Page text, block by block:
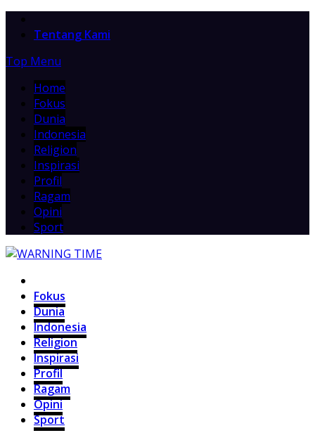
Tentang Kami
Top Menu
Home
Fokus
Dunia
Indonesia
Religion
Inspirasi
Profil
Ragam
Opini
Sport
Fokus
Dunia
Indonesia
Religion
Inspirasi
Profil
Ragam
Opini
Sport